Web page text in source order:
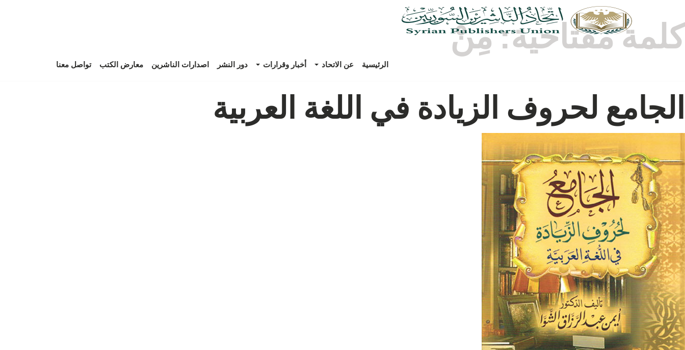
الرئيسية عن الاتحاد أخبار وقرارات دور النشر اصدارات الناشرين معارض الكتب تواصل معنا
كلمة مفتاحية:مِنْ
الجامع لحروف الزيادة في اللغة العربية